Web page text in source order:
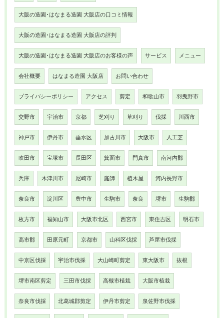
大阪の造園･はなまる造園 大阪店の口コミ情報
大阪の造園･はなまる造園 大阪店の評判
大阪の造園･はなまる造園 大阪店のお客様の声 サービス メニュー
会社概要 はなまる造園 大阪店 お問い合わせ
プライバシーポリシー アクセス 剪定 和歌山市 羽曳野市
交野市 宇治市 京都 芝刈り 草刈り 伐採 川西市
神戸市 伊丹市 垂水区 加古川市 大阪市 人工芝
吹田市 宝塚市 長田区 箕面市 門真市 南河内郡
兵庫 木津川市 尼崎市 庭師 植木屋 河内長野市
奈良市 淀川区 豊中市 生駒市 奈良 堺市 生駒郡
枚方市 福知山市 大阪市北区 西宮市 東住吉区 明石市
高市郡 田原元町 京都市 山科区伐採 芦屋市伐採
中京区伐採 宇治市伐採 大山崎町剪定 東大阪市 抜根
堺市南区剪定 三田市伐採 高槻市植栽 大阪市植栽
奈良市伐採 北葛城郡剪定 伊丹市剪定 泉佐野市伐採